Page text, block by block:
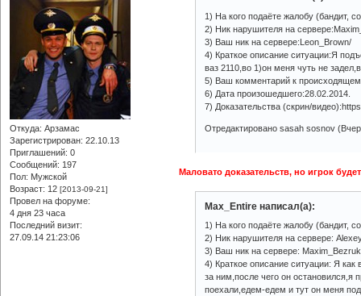
Откуда: Арзамас
Зарегистрирован: 22.10.13
Приглашений: 0
Сообщений: 197
Пол: Мужской
Возраст: 12 [2013-09-21]
Провел на форуме:
4 дня 23 часа
Последний визит:
27.09.14 21:23:06
1) На кого подаёте жалобу (бандит,
2) Ник нарушителя на
3) Ваш ник на сервере:Leon_Brown/
4) Краткое описание ситуации:Я
ваз 2110,во 1)он меня чуть не
5) Ваш комментарий к
6) Дата произошедшего:28.02.2014.
7) Доказательства (скрин/
Отредактировано sasah sosnov
Маловато доказательств, но игрок
Max_Entire написал(а):
1) На кого подаёте жалобу (бандит,
2) Ник нарушителя на сервере:
3) Ваш ник на сервере:
4) Краткое описание ситуации: Я
за ним,после чего он остановился,я
поехали,едем-едем и тут он меня